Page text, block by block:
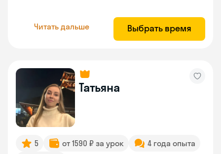
Читать дальше Выбрать время
Татьяна
5 от 1590 ₽ за урок 4 года опыта